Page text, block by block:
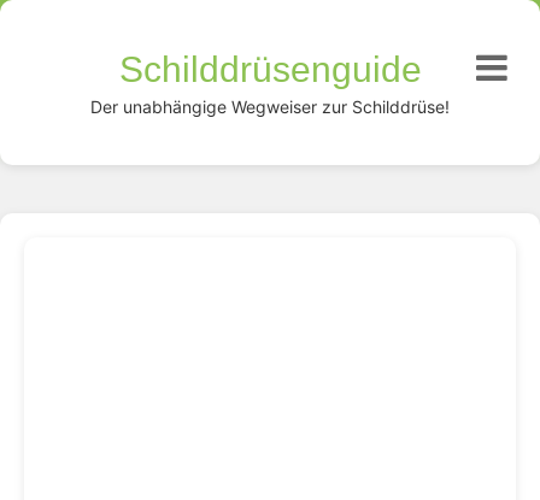
Schilddrüsenguide
Der unabhängige Wegweiser zur Schilddrüse!